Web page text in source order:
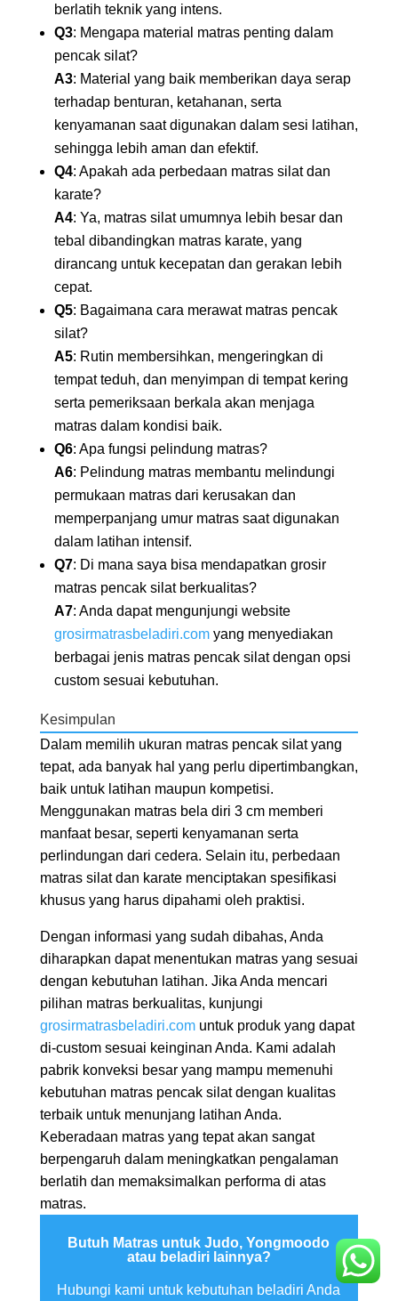
berlatih teknik yang intens.
Q3: Mengapa material matras penting dalam
pencak silat?
A3: Material yang baik memberikan daya serap
terhadap benturan, ketahanan, serta
kenyamanan saat digunakan dalam sesi latihan,
sehingga lebih aman dan efektif.
Q4: Apakah ada perbedaan matras silat dan
karate?
A4: Ya, matras silat umumnya lebih besar dan
tebal dibandingkan matras karate, yang
dirancang untuk kecepatan dan gerakan lebih
cepat.
Q5: Bagaimana cara merawat matras pencak
silat?
A5: Rutin membersihkan, mengeringkan di
tempat teduh, dan menyimpan di tempat kering
serta pemeriksaan berkala akan menjaga
matras dalam kondisi baik.
Q6: Apa fungsi pelindung matras?
A6: Pelindung matras membantu melindungi
permukaan matras dari kerusakan dan
memperpanjang umur matras saat digunakan
dalam latihan intensif.
Q7: Di mana saya bisa mendapatkan grosir
matras pencak silat berkualitas?
A7: Anda dapat mengunjungi website
grosirmatrasbeladiri.comyang menyediakan
berbagai jenis matras pencak silat dengan opsi
custom sesuai kebutuhan.
Kesimpulan
Dalam memilih ukuran matras pencak silat yang
tepat, ada banyak hal yang perlu dipertimbangkan,
baik untuk latihan maupun kompetisi.
Menggunakan matras bela diri 3 cm memberi
manfaat besar, seperti kenyamanan serta
perlindungan dari cedera. Selain itu, perbedaan
matras silat dan karate menciptakan spesifikasi
khusus yang harus dipahami oleh praktisi.
Dengan informasi yang sudah dibahas, Anda
diharapkan dapat menentukan matras yang sesuai
dengan kebutuhan latihan. Jika Anda mencari
pilihan matras berkualitas, kunjungi
grosirmatrasbeladiri.comuntuk produk yang dapat
di-custom sesuai keinginan Anda. Kami adalah
pabrik konveksi besar yang mampu memenuhi
kebutuhan matras pencak silat dengan kualitas
terbaik untuk menunjang latihan Anda.
Keberadaan matras yang tepat akan sangat
berpengaruh dalam meningkatkan pengalaman
berlatih dan memaksimalkan performa di atas
matras.
Butuh Matras untuk Judo, Yongmoodo
atau beladiri lainnya?
Hubungi kami untuk kebutuhan beladiri Anda